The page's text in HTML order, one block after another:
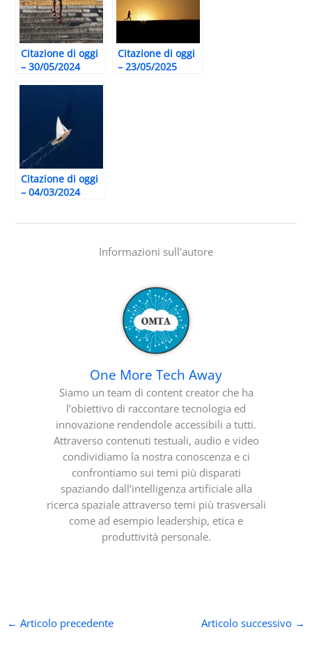
Citazione di oggi
– 30/05/2024
Citazione di oggi
– 23/05/2025
Citazione di oggi
– 04/03/2024
Informazioni sull'autore
One More Tech Away
Siamo un team di content creator che ha
l’obiettivo di raccontare tecnologia ed
innovazione rendendole accessibili a tutti.
Attraverso contenuti testuali, audio e video
condividiamo la nostra conoscenza e ci
confrontiamo sui temi più disparati
spaziando dall’intelligenza artificiale alla
ricerca spaziale attraverso temi più trasversali
come ad esempio leadership, etica e
produttività personale.
← Articolo precedente Articolo successivo →